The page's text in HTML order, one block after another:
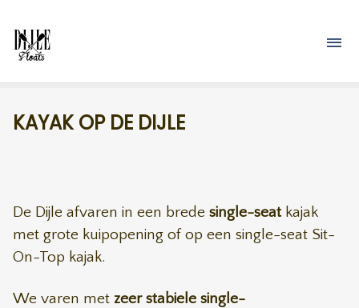
KAYAK OP DE DIJLE
De Dijle afvaren in een brede single-seatkajak
met grote kuipopening of op een single-seat Sit-
On-Top kajak.
We varen met zeer stabiele single-